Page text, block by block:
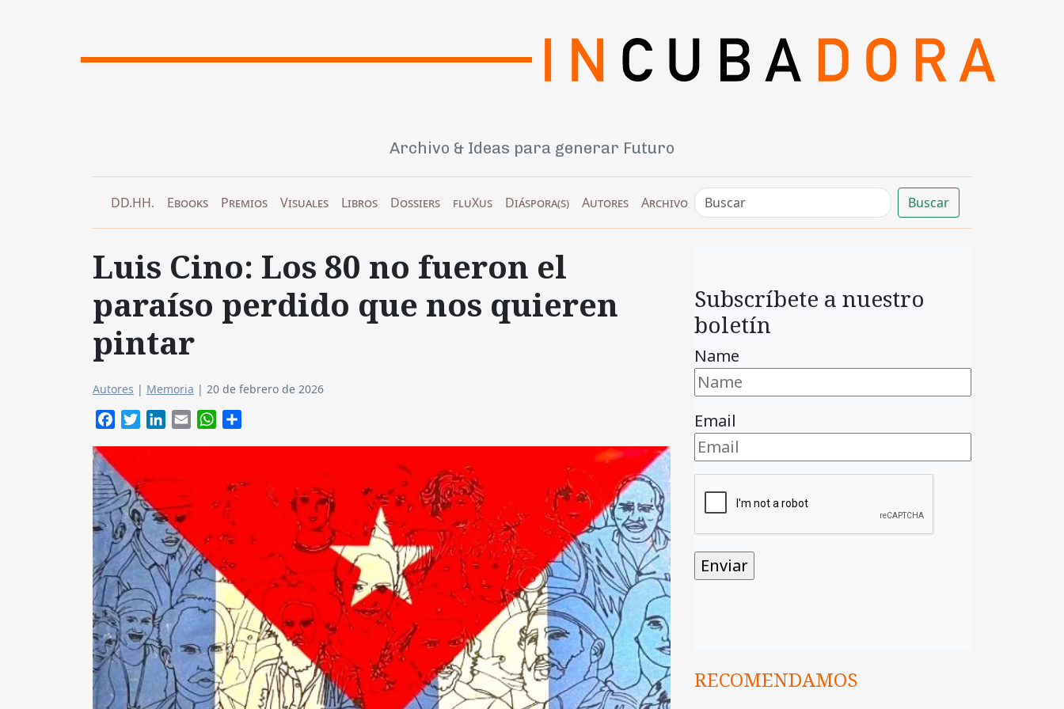
Archivo & Ideas para generar Futuro
DD.HH. Ebooks Premios Visuales Libros Dossiers fluXus Diáspora(s) Autores Archivo Buscar
Luis Cino: Los 80 no fueron el
paraíso perdido que nos quieren
pintar
Autores | Memoria | 20 de febrero de 2026
FacebookTwitterLinkedIn
Email WhatsApp
Subscríbete a nuestro
boletín
Name
Email
RECOMENDAMOS